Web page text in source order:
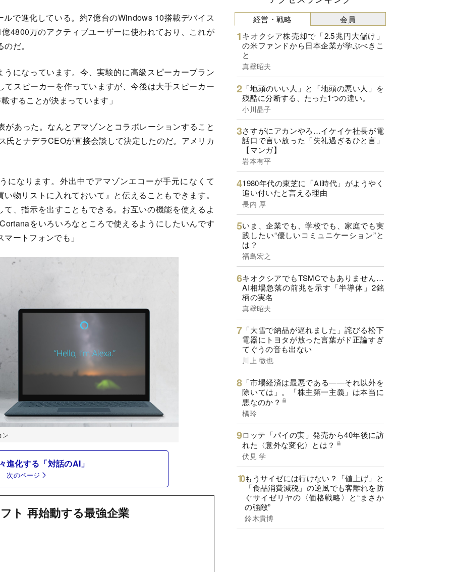
で進化している。約7億台のWindows 10搭載デバイス
4800万のアクティブユーザーに使われており、これが
だ。
になっています。今、実験的に高級スピーカーブラン
スピーカーを作っていますが、今後は大手スピーカー
することが決まっています」
あった。なんとアマゾンとコラボレーションすること
氏とナデラCEOが直接会談して決定したのだ。アメリカ
になります。外出中でアマゾンエコーが手元になくて
物リストに入れておいて』と伝えることもできます。
、指示を出すこともできる。お互いの機能を使えるよ
をいろいろなところで使えるようにしたいんです
ートフォンでも」
ン
進化する「対話のAI」
次のページ
ト 再始動する最強企業
経営・戦略
キオクシア株売却で「2.5兆円大儲け」
の米ファンドから日本企業が学ぶべきこ
と
真壁昭夫
「地頭のいい人」と「地頭の悪い人」を
残酷に分断する、たった1つの違い。
小川晶子
さすがにアカンやろ…イケイケ社長が電
話口で言い放った「失礼過ぎるひと言」
【マンガ】
岩本有平
1980年代の東芝に「AI時代」がようやく
追い付いたと言える理由
長内 厚
いま、企業でも、学校でも、家庭でも実
践したい“優しいコミュニケーション”と
は？
福島宏之
キオクシアでもTSMCでもありません…
AI相場急落の前兆を示す「半導体」2銘
柄の実名
真壁昭夫
「大雪で納品が遅れました」詫びる松下
電器にトヨタが放った言葉がド正論すぎ
てぐうの音も出ない
川上 徹也
「市場経済は最悪である――それ以外を
除いては」。「株主第一主義」は本当に
悪なのか？
橘玲
ロッテ「パイの実」発売から40年後に訪
れた〈意外な変化〉とは？
伏見 学
もうサイゼには行けない？「値上げ」と
「食品消費減税」の逆風でも客離れを防
ぐサイゼリヤの〈価格戦略〉と“まさか
の強敵”
鈴木貴博
会員